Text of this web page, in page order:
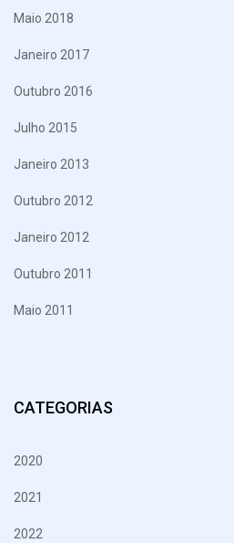
Maio 2018
Janeiro 2017
Outubro 2016
Julho 2015
Janeiro 2013
Outubro 2012
Janeiro 2012
Outubro 2011
Maio 2011
CATEGORIAS
2020
2021
2022